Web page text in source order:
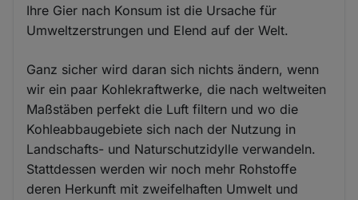
Ihre Gier nach Konsum ist die Ursache für
Umweltzerstrungen und Elend auf der Welt.
Ganz sicher wird daran sich nichts ändern, wenn
wir ein paar Kohlekraftwerke, die nach weltweiten
Maßstäben perfekt die Luft filtern und wo die
Kohleabbaugebiete sich nach der Nutzung in
Landschafts- und Naturschutzidylle verwandeln.
Stattdessen werden wir noch mehr Rohstoffe
deren Herkunft mit zweifelhaften Umwelt und